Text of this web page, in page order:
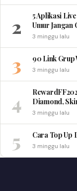
2
5 Aplikasi
Umur Jangan
3 minggu lalu
3 90 Link Grup
3 minggu lalu
4
Diamond,
3 minggu lalu
5 Cara Top Up
3 minggu lalu